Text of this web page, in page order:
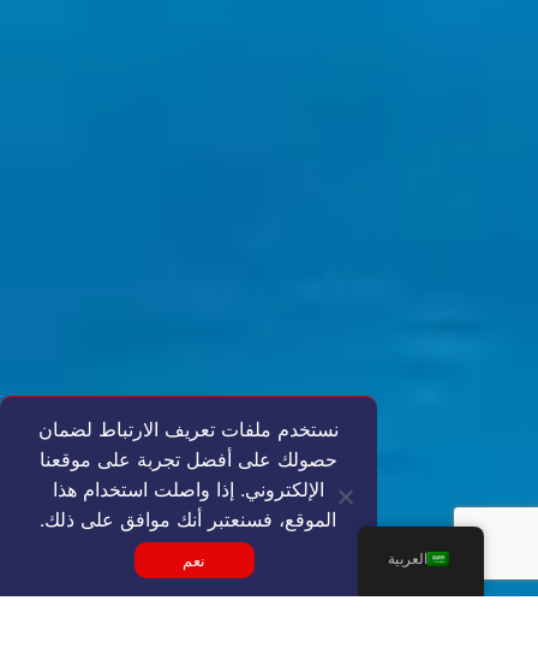
العربية
نستخدم ملفات تعريف الارتباط لضمان
حصولك على أفضل تجربة على موقعنا
الإلكتروني. إذا واصلت استخدام هذا
الموقع، فسنعتبر أنك موافق على ذلك.
نعم